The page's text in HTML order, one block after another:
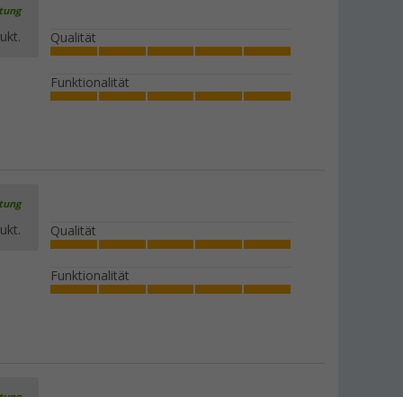
Qualität
Funktionalität
Qualität
Funktionalität